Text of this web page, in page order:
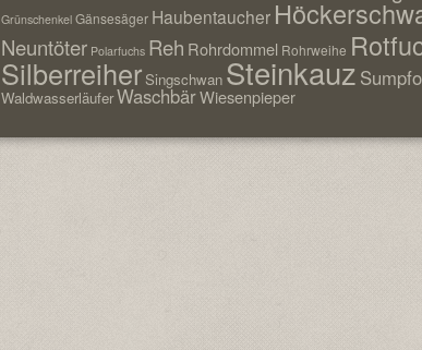
Grünschenkel Gänsesäger Haubentaucher
Neuntöter Polarfuchs Reh Rohrdommel Rohrweihe
Silberreiher Singschwan Steinkauz
WaldwasserläuferWaschbärWiesenpieper